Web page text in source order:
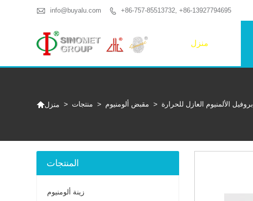
 info@buyalu.com  +86-757-85513732, +86-13927794695
منزل
منزل > منتجات > مقبض ألومنيوم > بروفيل الألمنيوم العازل للحرارة
المنتجات
زينة ألومنيوم